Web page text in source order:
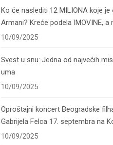
Ko će naslediti 12 MILIONA koje
Armani? Kreće podela IMOVINE, a
10/09/2025
Svest u snu: Jedna od najvećih
uma
10/09/2025
Oproštajni koncert Beogradske
Gabrijela Felca 17. septembra na
10/09/2025